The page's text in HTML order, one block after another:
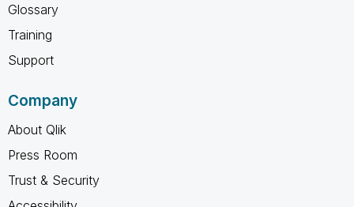
Glossary
Training
Support
Company
About Qlik
Press Room
Trust & Security